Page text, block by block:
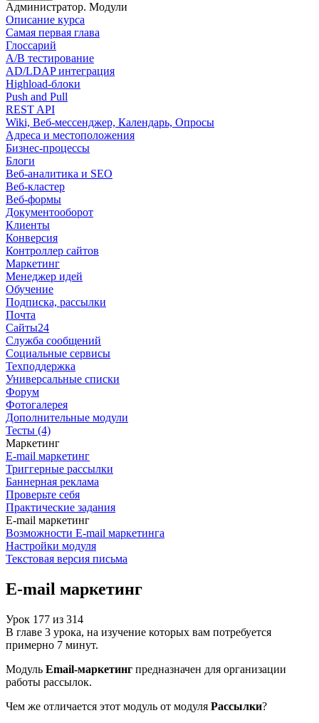
Администратор. Модули
Описание курса
Самая первая глава
Глоссарий
A/B тестирование
AD/LDAP интеграция
Highload-блоки
Push and Pull
REST API
Wiki, Веб-мессенджер, Календарь, Опросы
Адреса и местоположения
Бизнес-процессы
Блоги
Веб-аналитика и SEO
Веб-кластер
Веб-формы
Документооборот
Клиенты
Конверсия
Контроллер сайтов
Маркетинг
Менеджер идей
Обучение
Подписка, рассылки
Почта
Сайты24
Служба сообщений
Социальные сервисы
Техподдержка
Универсальные списки
Форум
Фотогалерея
Дополнительные модули
Тесты (4)
Маркетинг
E-mail маркетинг
Триггерные рассылки
Баннерная реклама
Проверьте себя
Практические задания
E-mail маркетинг
Возможности E-mail маркетинга
Настройки модуля
Текстовая версия письма
E-mail маркетинг
Урок 177 из 314
В главе 3 урока, на изучение которых вам потребуется
примерно 7 минут.
Модуль Email-маркетинг предназначен для организации
работы рассылок.
Чем же отличается этот модуль от модуля Рассылки?